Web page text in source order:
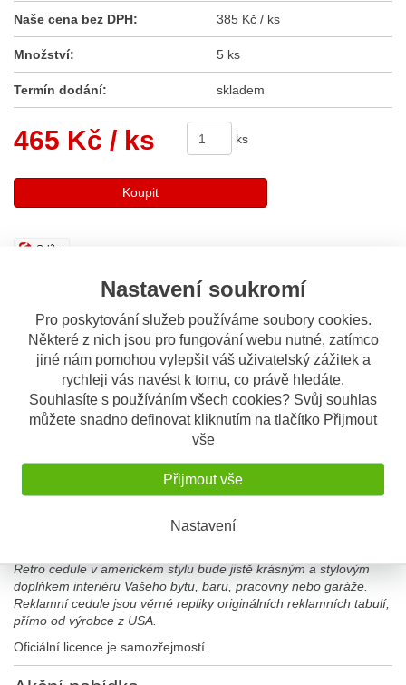
Nastavení soukromí
Pro poskytování služeb používáme soubory cookies.
Některé z nich jsou pro fungování webu nutné, zatímco
jiné nám pomohou vylepšit váš uživatelský zážitek a
rychleji vás navést k tomu, co právě hledáte.
Souhlasíte s používáním všech cookies? Svůj souhlas
můžete snadno definovat kliknutím na tlačítko Přijmout
vše
Přijmout vše
Nastavení
Naše cena bez DPH: 385 Kč / ks
Množství: 5 ks
Termín dodání: skladem
465 Kč / ks ks
Koupit
Sdílet
Odeslat dotaz
Popis výrobku
Plechová replika originální reklamní cedule s kvalitním potiskem,
rovná. Rozměr 30 x 30 cm.
Retro cedule je originální a stylová dekorace, s detailní grafikou,
věrností barev, jemnou patinou a dokonale napodobeným
rezavým okrajem, která přinese nostalgickou atmosféru do
vašeho domu, kanceláře, garáže, dílny, pracovny, domácího baru,
nebo udělá radost jako dárek pro vaše milé a blízké.
Cedule má rozměr 30 cm x 30 cm, je prolisovaná ( 3D ) vyrobena
Retro cedule v americkém stylu bude jistě krásným a stylovým
doplňkem interiéru Vašeho bytu, baru, pracovny nebo garáže.
Reklamní cedule jsou věrné repliky originálních reklamních tabulí,
přímo od výrobce z USA.
Oficiální licence je samozřejmostí.